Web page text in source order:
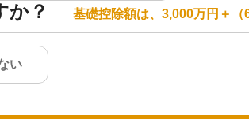
か？ 基礎控除額は、3,000万円＋（
い